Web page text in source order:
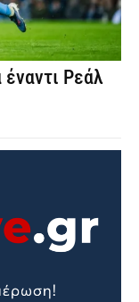
Ρεάλ